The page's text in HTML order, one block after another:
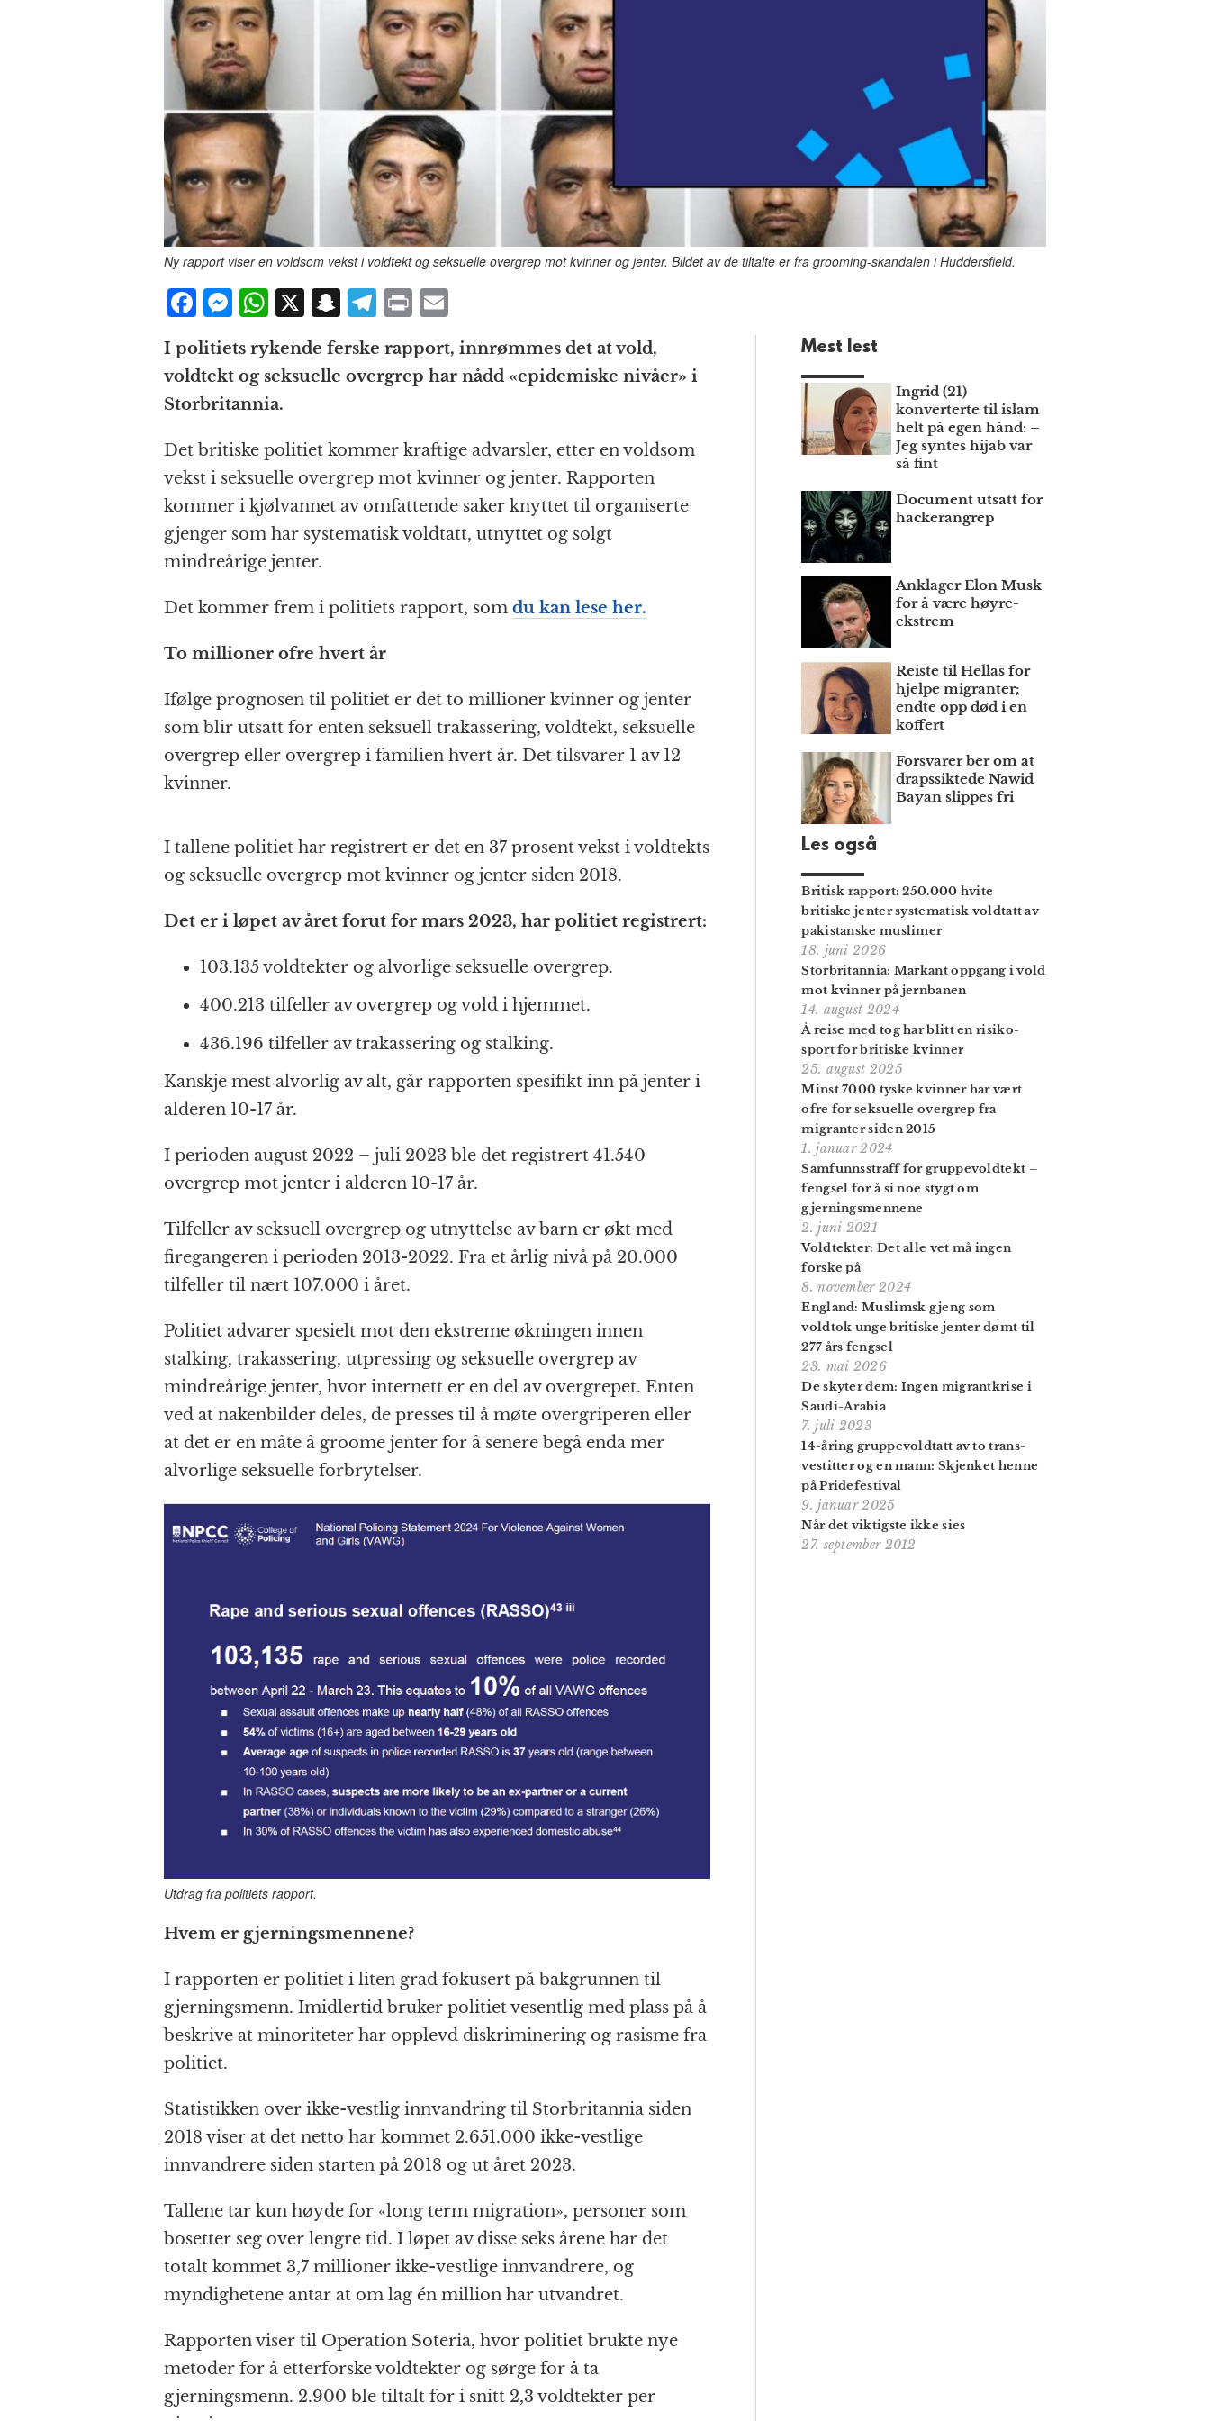
Ny rapport viser en voldsom vekst i voldtekt og seksuelle overgrep mot kvinner og jenter. Bildet av de tiltalte er fra grooming-skandalen i Huddersfield.
F
a
c
e
b
o
o
k
M
ss
e
n
g
e
r
W
h
at
s
A
p
p
X S
n
a
p
h
at
T
e
g
a
m
P
n
t
m
ai
l
I politiets rykende ferske rapport, innrømmes det at vold,
voldtekt og seksuelle overgrep har nådd «epidemiske nivåer» i
Storbritannia.
Det britiske politiet kommer kraftige advarsler, etter en voldsom
vekst i seksuelle overgrep mot kvinner og jenter. Rapporten
kommer i kjølvannet av omfattende saker knyttet til organiserte
gjenger som har systematisk voldtatt, utnyttet og solgt
mindreårige jenter.
Det kommer frem i politiets rapport, som du kan lese her.
To millioner ofre hvert år
Ifølge prognosen til politiet er det to millioner kvinner og jenter
som blir utsatt for enten seksuell trakassering, voldtekt, seksuelle
overgrep eller overgrep i familien hvert år. Det tilsvarer 1 av 12
kvinner.
I tallene politiet har registrert er det en 37 prosent vekst i voldtekts
og seksuelle overgrep mot kvinner og jenter siden 2018.
Det er i løpet av året forut for mars 2023, har politiet registrert:
103.135 voldtekter og alvorlige seksuelle overgrep.
400.213 tilfeller av overgrep og vold i hjemmet.
436.196 tilfeller av trakassering og stalking.
Kanskje mest alvorlig av alt, går rapporten spesifikt inn på jenter i
alderen 10-17 år.
I perioden august 2022 – juli 2023 ble det registrert 41.540
overgrep mot jenter i alderen 10-17 år.
Tilfeller av seksuell overgrep og utnyttelse av barn er økt med
firegangeren i perioden 2013-2022. Fra et årlig nivå på 20.000
tilfeller til nært 107.000 i året.
Politiet advarer spesielt mot den ekstreme økningen innen
stalking, trakassering, utpressing og seksuelle overgrep av
mindreårige jenter, hvor internett er en del av overgrepet. Enten
ved at nakenbilder deles, de presses til å møte overgriperen eller
at det er en måte å groome jenter for å senere begå enda mer
alvorlige seksuelle forbrytelser.
Utdrag fra politiets rapport.
Hvem er gjerningsmennene?
I rapporten er politiet i liten grad fokusert på bakgrunnen til
gjerningsmenn. Imidlertid bruker politiet vesentlig med plass på å
beskrive at minoriteter har opplevd diskriminering og rasisme fra
politiet.
Statistikken over ikke-vestlig innvandring til Storbritannia siden
2018 viser at det netto har kommet 2.651.000 ikke-vestlige
innvandrere siden starten på 2018 og ut året 2023.
Tallene tar kun høyde for «long term migration», personer som
bosetter seg over lengre tid. I løpet av disse seks årene har det
totalt kommet 3,7 millioner ikke-vestlige innvandrere, og
myndighetene antar at om lag én million har utvandret.
Rapporten viser til Operation Soteria, hvor politiet brukte nye
metoder for å etterforske voldtekter og sørge for å ta
gjerningsmenn. 2.900 ble tiltalt for i snitt 2,3 voldtekter per
Mest lest
Ingrid (21)
konverterte til islam
helt på egen hånd: –
Jeg syntes hijab var
så fint
Document utsatt for
hackerangrep
Anklager Elon Musk
for å være høyre­
ekstrem
Reiste til Hellas for
hjelpe migranter;
endte opp død i en
koffert
Forsvarer ber om at
draps­siktede Nawid
Bayan slippes fri
Les også
Britisk rapport: 250.000 hvite
britiske jenter systematisk voldtatt av
pakistanske muslimer
18. juni 2026
Storbritannia: Markant oppgang i vold
mot kvinner på jernbanen
14. august 2024
Å reise med tog har blitt en risiko­
sport for britiske kvinner
25. august 2025
Minst 7000 tyske kvinner har vært
ofre for seksuelle overgrep fra
migranter siden 2015
1. januar 2024
Samfunns­straff for gruppe­voldtekt –
fengsel for å si noe stygt om
gjernings­mennene
2. juni 2021
Voldtekter: Det alle vet må ingen
forske på
8. november 2024
England: Muslimsk gjeng som
voldtok unge britiske jenter dømt til
277 års fengsel
23. mai 2026
De skyter dem: Ingen migrantkrise i
Saudi-Arabia
7. juli 2023
14-åring gruppe­vold­tatt av to trans­
vestitter og en mann: Skjenket henne
på Pride­festival
9. januar 2025
Når det viktigste ikke sies
27. september 2012